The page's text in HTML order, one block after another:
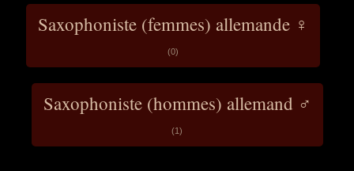
Saxophoniste (femmes) allemande ♀
(0)
Saxophoniste (hommes) allemand ♂
(1)